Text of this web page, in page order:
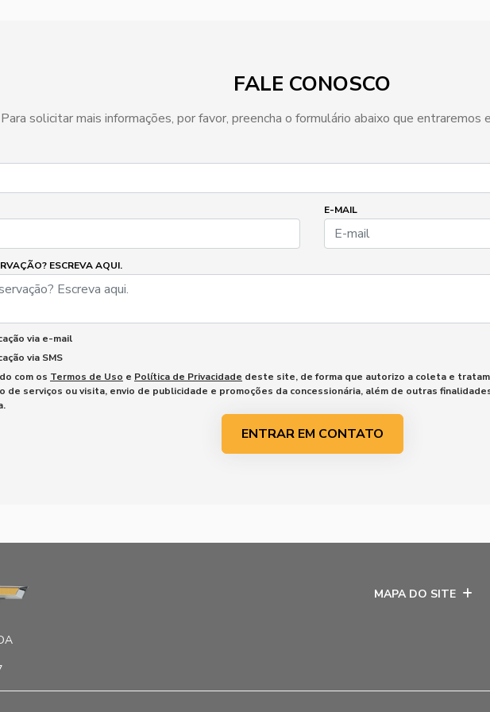
FALE CONOSCO
Para solicitar mais informações, por favor, preencha o formulário abaixo que
E-MAIL
ESCREVA AQUI.
via e-mail
via SMS
com os Termos de Uso e Política de Privacidade deste site, de forma que autorizo a coleta e
de serviços ou visita, envio de publicidade e promoções da concessionária, além de outras
ENTRAR EM CONTATO
MAPA DO SITE